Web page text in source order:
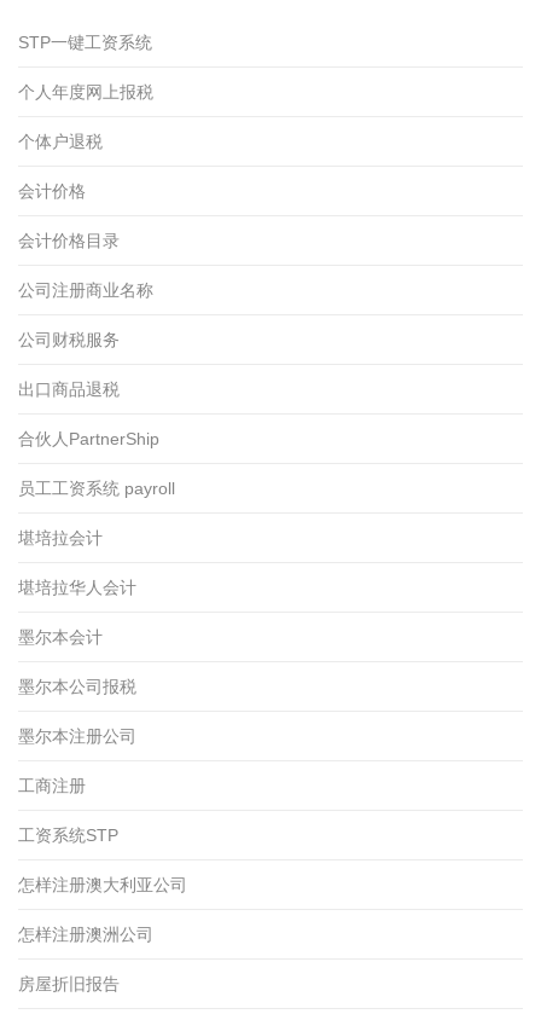
STP一键工资系统
个人年度网上报税
个体户退税
会计价格
会计价格目录
公司注册商业名称
公司财税服务
出口商品退税
合伙人PartnerShip
员工工资系统 payroll
堪培拉会计
堪培拉华人会计
墨尔本会计
墨尔本公司报税
墨尔本注册公司
工商注册
工资系统STP
怎样注册澳大利亚公司
怎样注册澳洲公司
房屋折旧报告